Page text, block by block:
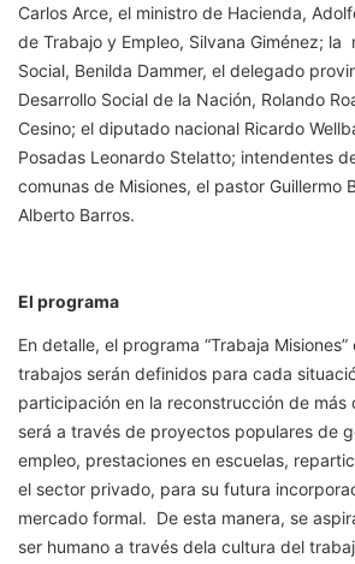
Carlos Arce, el ministro de Hacienda,
de Trabajo y Empleo, Silvana Giménez; la
Social, Benilda Dammer, el delegado
Desarrollo Social de la Nación, Rolando
Cesino; el diputado nacional Ricardo
Posadas Leonardo Stelatto; intendentes
comunas de Misiones, el pastor Guillermo
Alberto Barros.
El programa
En detalle, el programa “Trabaja
trabajos serán definidos para cada
participación en la reconstrucción de más
será a través de proyectos populares de
empleo, prestaciones en escuelas,
el sector privado, para su futura
mercado formal. De esta manera, se
ser humano a través dela cultura del